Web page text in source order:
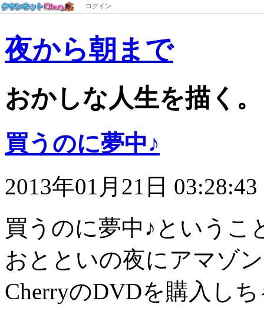
ログイン
夜から朝まで
おかしな人生を描く。
買うのに夢中♪
2013年01月21日 03:28:43
買うのに夢中♪というこ
おとといの夜にアマゾ
CherryのDVDを購入し